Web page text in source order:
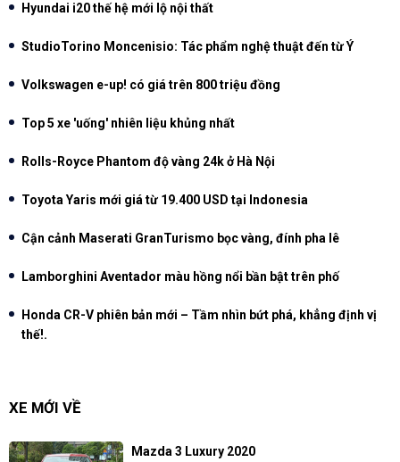
Hyundai i20 thế hệ mới lộ nội thất
StudioTorino Moncenisio: Tác phẩm nghệ thuật đến từ Ý
Volkswagen e-up! có giá trên 800 triệu đồng
Top 5 xe 'uống' nhiên liệu khủng nhất
Rolls-Royce Phantom độ vàng 24k ở Hà Nội
Toyota Yaris mới giá từ 19.400 USD tại Indonesia
Cận cảnh Maserati GranTurismo bọc vàng, đính pha lê
Lamborghini Aventador màu hồng nổi bần bật trên phố
Honda CR-V phiên bản mới – Tầm nhìn bứt phá, khẳng định vị
thế!.
XE MỚI VỀ
Mazda 3 Luxury 2020